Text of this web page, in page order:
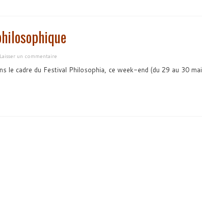
Laisser un commentaire
le cadre du Festival Philosophia, ce week-end (du 29 au 30 mai